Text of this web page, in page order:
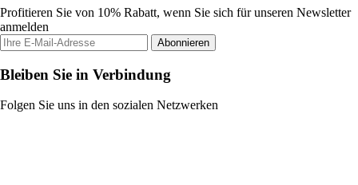
Profitieren Sie von 10% Rabatt, wenn Sie sich für unseren Newsletter
anmelden
Abonnieren
Bleiben Sie in Verbindung
Folgen Sie uns in den sozialen Netzwerken